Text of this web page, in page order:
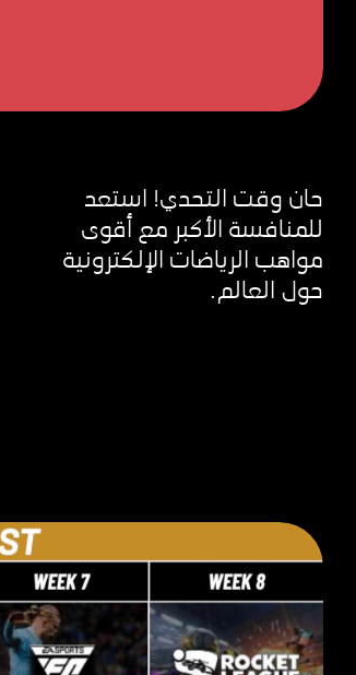
حان وقت التحدي! استعد
للمنافسة الأكبر مع أقوى
مواهب الرياضات الإلكترونية
حول العالم.